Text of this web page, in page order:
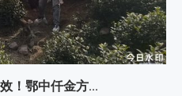
！鄂中仟金方...